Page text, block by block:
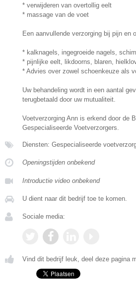
* verwijderen van overtollig eelt
* massage van de voet
Een aanvullende verzorging bij pijn en
* kalknagels, ingegroeide nagels,
* pijnlijke eelt, likdoorns, blaren,
* Advies over zowel schoenkeuze als
Uw behandeling wordt in een aantal
terugbetaald door uw mutualiteit.
Voetverzorging Ann is erkend door de
Gespecialiseerde Voetverzorgers.
Diensten: Gespecialiseerde
Openingstijden onbekend
Introductie video onbekend
U dient naar dit bedrijf toe te komen.
Sociale media:
Vind dit bedrijf leuk, deel deze pagina